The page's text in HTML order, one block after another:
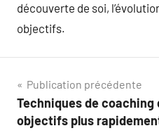
découverte de soi,
objectifs.
Navigation
de
Publication précédente
Techniques de
objectifs plus